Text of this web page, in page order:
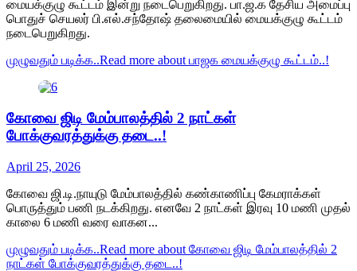
மையக்குழு கூட்டம் இன்று நடைபெறுகிறது. பா.ஜ.க தேசிய அமைப்பு
பொதுச் செயலர் பி.எல்.சந்தோஷ் தலைமையில் மையக்குழு கூட்டம்
நடைபெறுகிறது.
முழுவதும் படிக்க..Read more about பாஜக மையக்குழு கூட்டம்..!
கோவை ஜிடி மேம்பாலத்தில் 2 நாட்கள்
போக்குவரத்துக்கு தடை..!
April 25, 2026
கோவை ஜி.டி.நாயுடு மேம்பாலத்தில் கண்காணிப்பு கேமராக்கள்
பொருத்தும் பணி நடக்கிறது. எனவே 2 நாட்கள் இரவு 10 மணி முதல்
காலை 6 மணி வரை வாகன...
முழுவதும் படிக்க..Read more about கோவை ஜிடி மேம்பாலத்தில் 2
நாட்கள் போக்குவரத்துக்கு தடை..!